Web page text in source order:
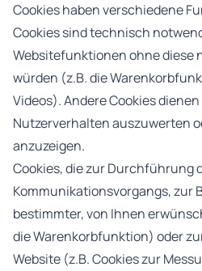
Cookies haben verschiedene
Cookies sind technisch
Websitefunktionen ohne diese
würden (z.B. die
Videos). Andere Cookies
Nutzerverhalten auszuwerten
anzuzeigen.
Cookies, die zur Durchführung
Kommunikationsvorgangs, zur
bestimmter, von Ihnen
die Warenkorbfunktion) oder
Website (z.B. Cookies zur